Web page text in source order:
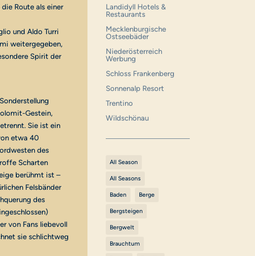
Route als einer
und Aldo Turri
weitergegeben,
Spirit der
Gestein,
Sie ist ein
etwa 40
des
Scharten
berühmt ist –
Felsbänder
des
von Fans liebevoll
sie schlichtweg
Landidyll Hotels &
Restaurants
Mecklenburgische
Ostseebäder
Niederösterreich
Werbung
Schloss Frankenberg
Sonnenalp Resort
Trentino
Wildschönau
All Season
All Seasons
Baden Berge
Bergsteigen
Bergwelt
Brauchtum